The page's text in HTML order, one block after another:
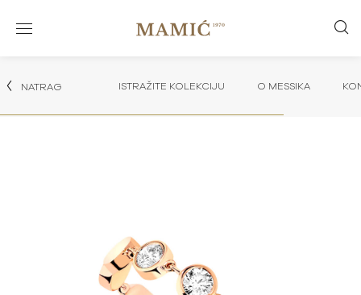
NATRAG ISTRAŽITE KOLEKCIJU O MESSIKA